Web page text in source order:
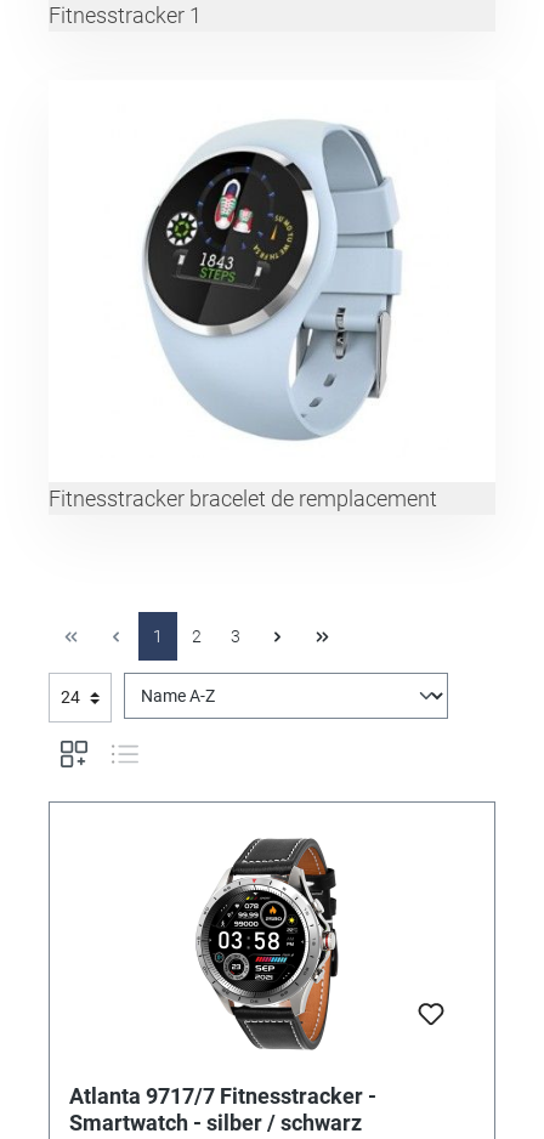
Fitnesstracker 1
Fitnesstracker bracelet de remplacement
1 2 3
Atlanta 9717/7 Fitnesstracker -
Smartwatch - silber / schwarz